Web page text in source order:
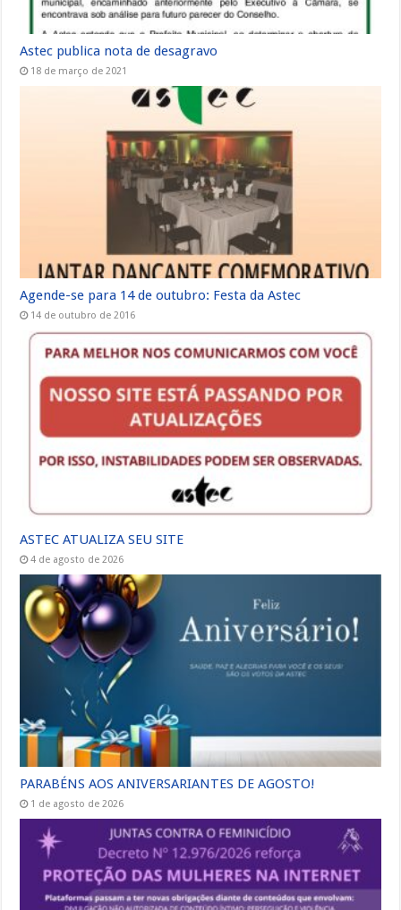
Astec publica nota de desagravo
18 de março de 2021
Agende-se para 14 de outubro: Festa da Astec
14 de outubro de 2016
ASTEC ATUALIZA SEU SITE
4 de agosto de 2026
PARABÉNS AOS ANIVERSARIANTES DE AGOSTO!
1 de agosto de 2026